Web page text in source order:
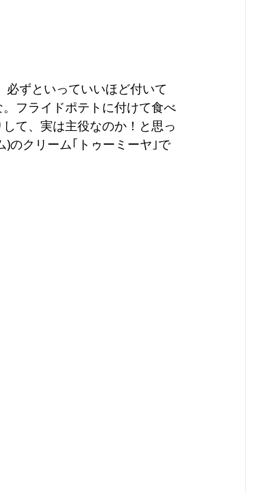
ずといっていいほど付いて
フライドポテトに付けて食べ
て、実は主役なのか！と思っ
のクリーム｢トゥーミーヤ｣で